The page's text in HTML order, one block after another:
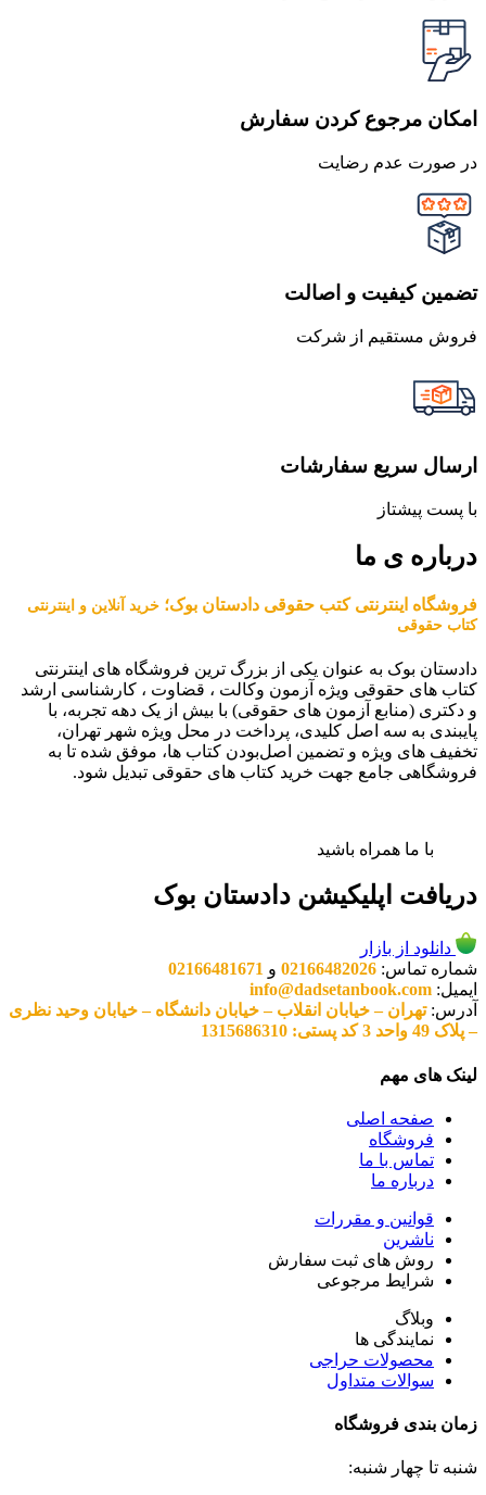
امکان مرجوع کردن سفارش
در صورت عدم رضایت
تضمین کیفیت و اصالت
فروش مستقیم از شرکت
ارسال سریع سفارشات
با پست پیشتاز
درباره ی ما
فروشگاه اینترنتی کتب حقوقی دادستان بوک؛ خرید آنلاین و اینترنتی
کتاب حقوقی
دادستان بوک به عنوان یکی از بزرگ ترین فروشگاه های اینترنتی
کتاب های حقوقی ویژه آزمون وکالت ، قضاوت ، کارشناسی ارشد
و دکتری (منابع آزمون های حقوقی) با بیش از یک دهه تجربه، با
پایبندی به سه اصل کلیدی، پرداخت در محل ویژه شهر تهران،
تخفیف های ویژه و تضمین اصل‌بودن کتاب ها، موفق شده تا به
فروشگاهی جامع جهت خرید کتاب های حقوقی تبدیل شود.
با ما همراه باشید
دریافت اپلیکیشن دادستان بوک
دانلود از بازار
شماره تماس: 02166482026 و 02166481671
ایمیل: info@dadsetanbook.com
آدرس:تهران – خیابان انقلاب – خیابان دانشگاه – خیابان وحید نظری
– پلاک 49 واحد 3 کد پستی: 1315686310
لینک های مهم
صفحه اصلی
فروشگاه
تماس با ما
درباره ما
قوانین و مقررات
ناشرین
روش های ثبت سفارش
شرایط مرجوعی
وبلاگ
نمایندگی ها
محصولات حراجی
سوالات متداول
زمان بندی فروشگاه
شنبه تا چهار شنبه: